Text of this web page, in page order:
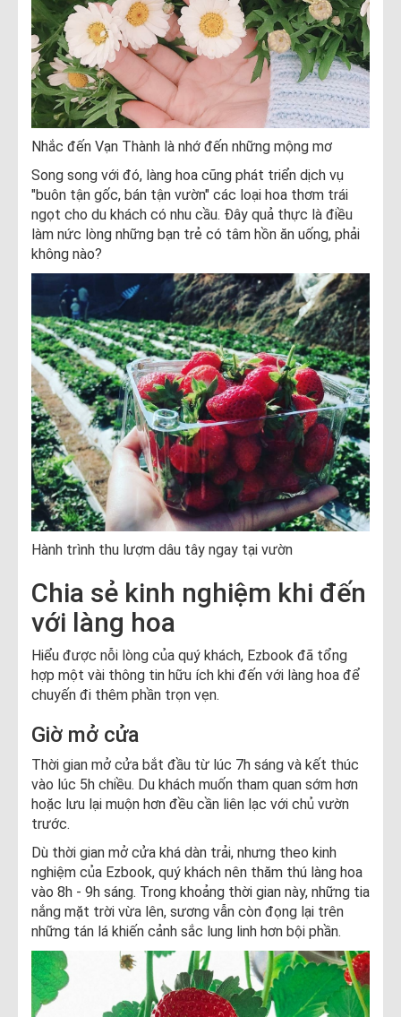
Nhắc đến Vạn Thành là nhớ đến những mộng mơ
Song song với đó, làng hoa cũng phát triển dịch vụ
"buôn tận gốc, bán tận vườn" các loại hoa thơm trái
ngọt cho du khách có nhu cầu. Đây quả thực là điều
làm nức lòng những bạn trẻ có tâm hồn ăn uống, phải
không nào?
Hành trình thu lượm dâu tây ngay tại vườn
Chia sẻ kinh nghiệm khi đến
với làng hoa
Hiểu được nỗi lòng của quý khách, Ezbook đã tổng
hợp một vài thông tin hữu ích khi đến với làng hoa để
chuyến đi thêm phần trọn vẹn.
Giờ mở cửa
Thời gian mở cửa bắt đầu từ lúc 7h sáng và kết thúc
vào lúc 5h chiều. Du khách muốn tham quan sớm hơn
hoặc lưu lại muộn hơn đều cần liên lạc với chủ vườn
trước.
Dù thời gian mở cửa khá dàn trải, nhưng theo kinh
nghiệm của Ezbook, quý khách nên thăm thú làng hoa
vào 8h - 9h sáng. Trong khoảng thời gian này, những tia
nắng mặt trời vừa lên, sương vẫn còn đọng lại trên
những tán lá khiến cảnh sắc lung linh hơn bội phần.